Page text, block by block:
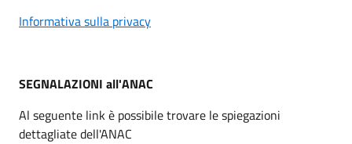
Informativa sulla privacy
SEGNALAZIONI all'ANAC
Al seguente link è possibile trovare le spiegazioni
dettagliate dell'ANAC